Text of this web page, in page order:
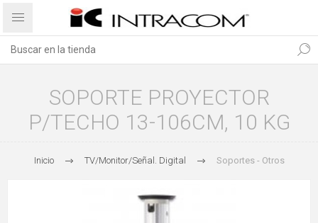
SOPORTE PROYECTOR
P/TECHO 13-106CM, 10 KG
Inicio TV/Monitor/Señal. Digital Soportes - Otros